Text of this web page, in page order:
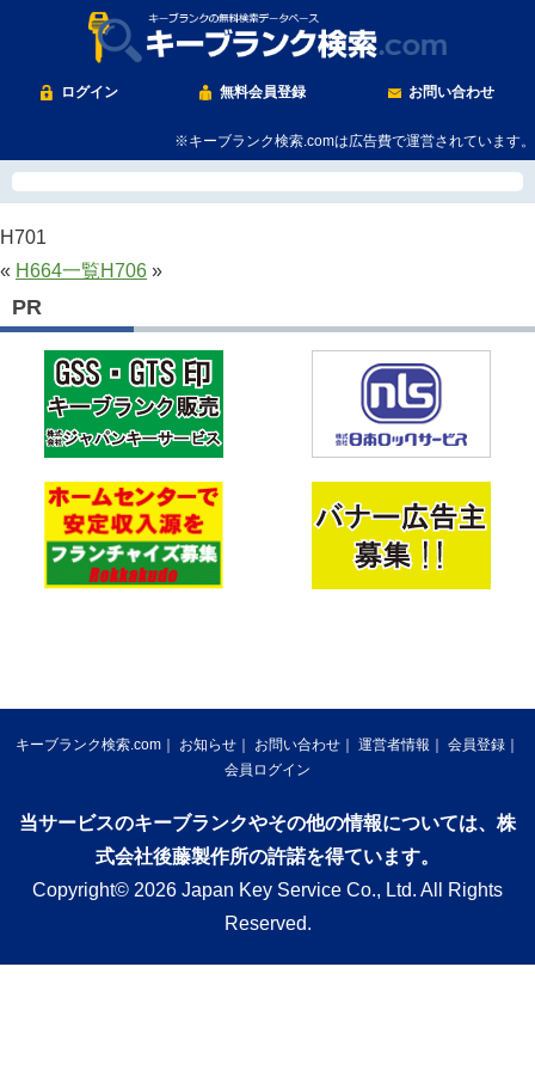
ログイン 無料会員登録 お問い合わせ
※キーブランク検索.comは広告費で運営されています。
H701
« H664一覧H706 »
PR
キーブランク検索.com お知らせ お問い合わせ 運営者情報
会員登録
会員ログイン
当サービスのキーブランクやその他の情報については、株
式会社後藤製作所の許諾を得ています。
Copyright© 2026 Japan Key Service Co., Ltd. All Rights
Reserved.